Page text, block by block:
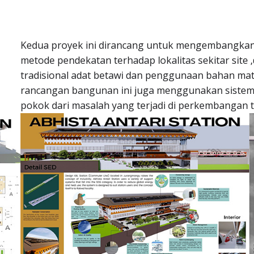
Kedua proyek ini dirancang untuk
metode pendekatan terhadap lokalitas sekitar
tradisional adat betawi dan penggunaan bahan
rancangan bangunan ini juga menggunakan
pokok dari masalah yang terjadi di perkembangan